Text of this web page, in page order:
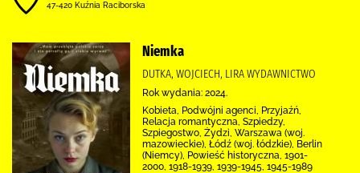
47-420 Kuźnia Raciborska
Niemka
DUTKA, WOJCIECH, LIRA WYDAWNICTWO
Rok wydania: 2024.
Kobieta, Podwójni agenci, Przyjaźń,
Relacja romantyczna, Szpiedzy,
Szpiegostwo, Żydzi, Warszawa (woj.
mazowieckie), Łódź (woj. łódzkie), Berlin
(Niemcy), Powieść historyczna, 1901-
2000, 1918-1939, 1939-1945, 1945-1989